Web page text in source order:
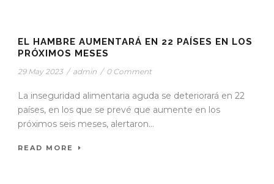
EL HAMBRE AUMENTARÁ EN 22 PAÍSES EN LOS
PRÓXIMOS MESES
29 May 2023 / admin / 0 Comment
La inseguridad alimentaria aguda se deteriorará en 22
países, en los que se prevé que aumente en los
próximos seis meses, alertaron...
READ MORE